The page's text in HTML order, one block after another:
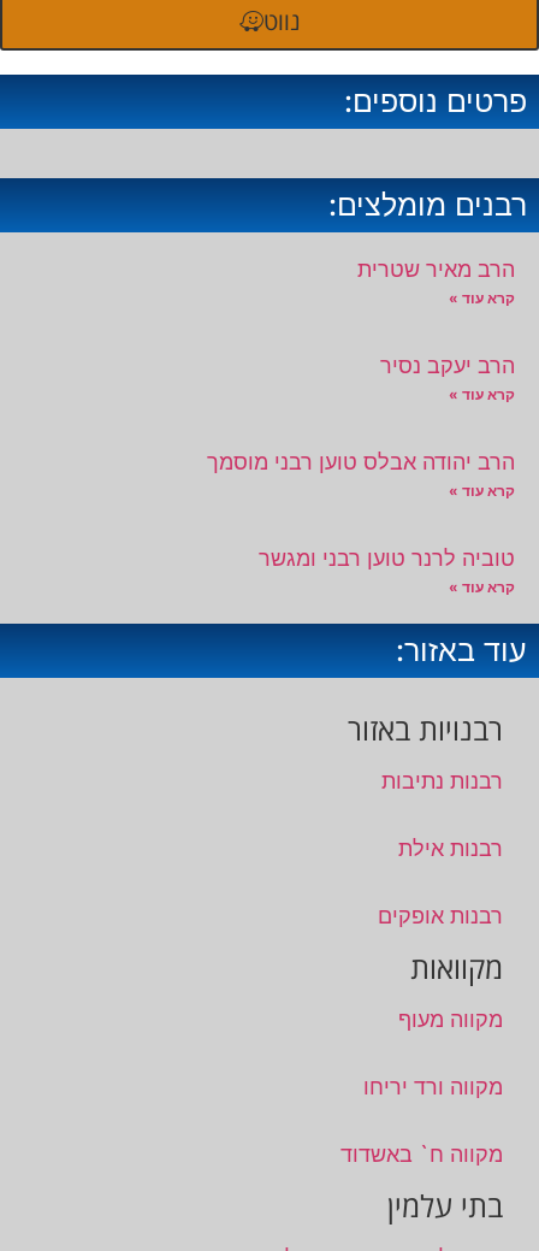
נווט
פרטים נוספים:
רבנים מומלצים:
הרב מאיר שטרית
קרא עוד »
הרב יעקב נסיר
קרא עוד »
הרב יהודה אבלס טוען רבני מוסמך
קרא עוד »
טוביה לרנר טוען רבני ומגשר
קרא עוד »
עוד באזור:
רבנויות באזור
רבנות נתיבות
רבנות אילת
רבנות אופקים
מקוואות
מקווה מעוף
מקווה ורד יריחו
מקווה ח` באשדוד
בתי עלמין